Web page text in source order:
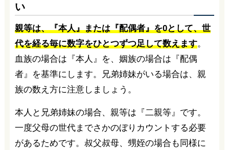
い
親等は、『本人』または『配偶者』を0として、世
代を経る毎に数字をひとつずつ足して数えます。
血族の場合は『本人』を、姻族の場合は『配偶
者』を基準にします。兄弟姉妹がいる場合は、親
族の数え方に注意しましょう。
本人と兄弟姉妹の場合、親等は『二親等』です。
一度父母の世代までさかのぼりカウントする必要
があるためです。叔父叔母、甥姪の場合も同様に